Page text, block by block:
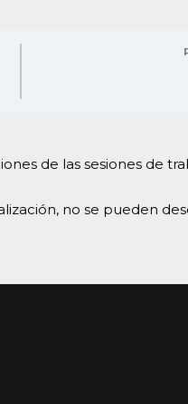
de las sesiones de
no se pueden